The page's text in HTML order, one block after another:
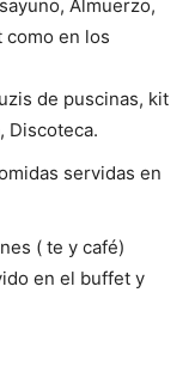
Almuerzo,
como en los
de puscinas, kit
Discoteca.
servidas en
( te y café)
en el buffet y